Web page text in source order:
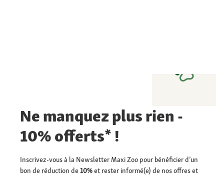
Ne manquez plus rien -
10% offerts* !
Inscrivez-vous à la Newsletter Maxi Zoo pour bénéficier d’un
bon de réduction de10%et rester informé(e) de nos offres et